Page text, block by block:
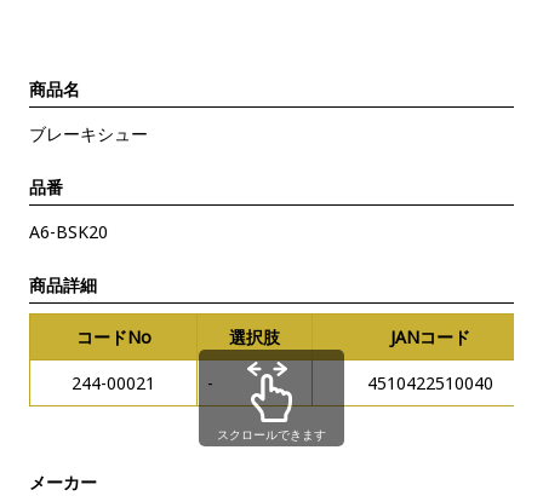
商品名
ブレーキシュー
品番
A6-BSK20
商品詳細
コードNo 選択肢
JANコード
244-00021
- 4510422510040
スクロールできます
メーカー